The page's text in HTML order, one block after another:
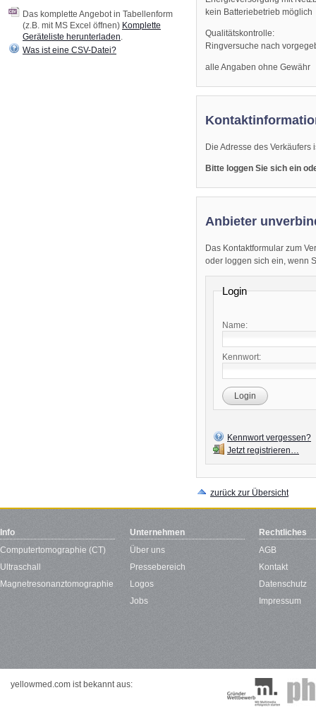
kein Batteriebetrieb möglich
Qualitätskontrolle:
Ringversuche nach
alle Angaben ohne Gewähr
Die Adresse des
Bitte loggen Sie sich ein
Anbieter
Das Kontaktformular zum
oder loggen sich ein, wenn
Login
Name:
Kennwort:
Login
Kennwort vergessen?
Jetzt registrieren…
zurück zur Übersicht
Das komplette Angebot in Tabellenform
(z.B. mit MS Excel öffnen) Komplette
Geräteliste herunterladen
Was ist eine CSV-Datei?
Info
Computertomographie (CT)
Ultraschall
Magnetresonanztomographie
Unternehmen
Über uns
Pressebereich
Logos
Jobs
Rechtliches
AGB
Kontakt
Datenschutz
Impressum
yellowmed.com ist bekannt aus: